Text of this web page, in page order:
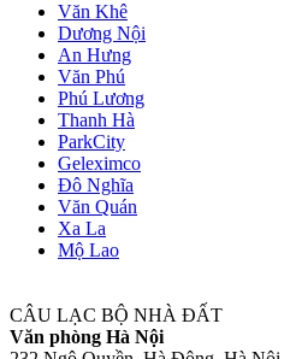
Văn Khê
Dương Nội
An Hưng
Văn Phú
Phú Lương
Thanh Hà
ParkCity
Geleximco
Đô Nghĩa
Văn Quán
Xa La
Mộ Lao
CÂU LẠC BỘ NHÀ ĐẤT
Văn phòng Hà Nội